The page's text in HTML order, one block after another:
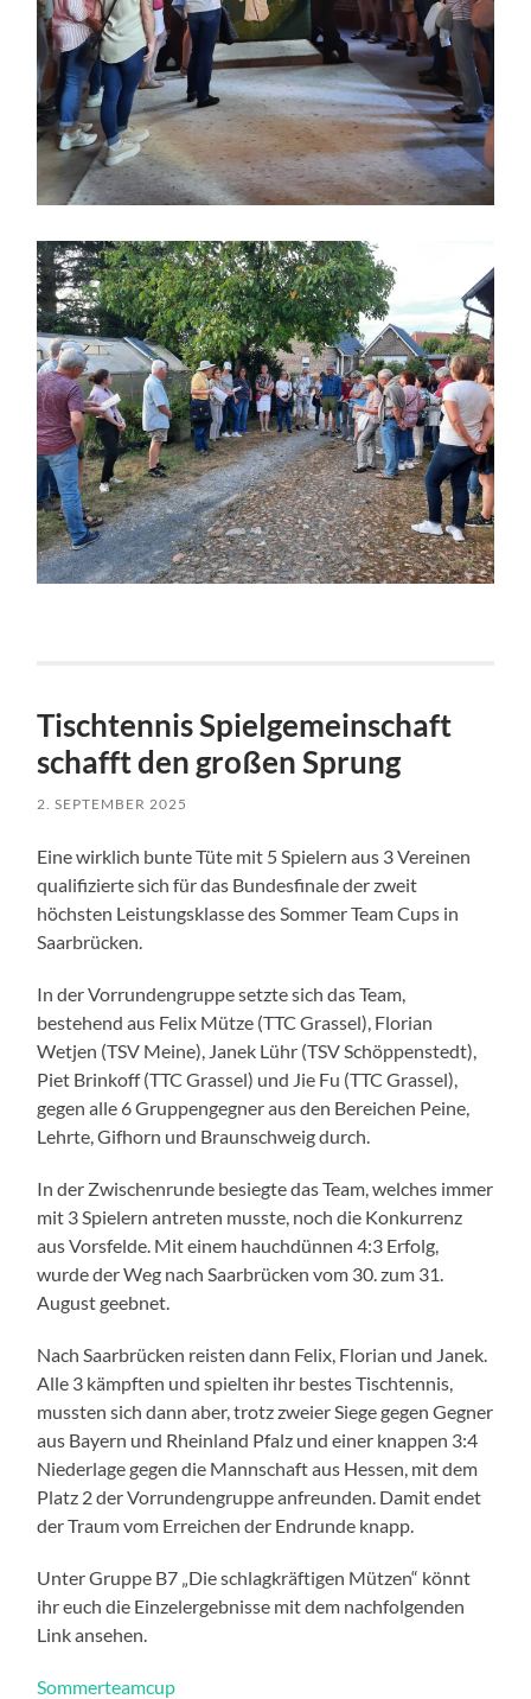
Tischtennis Spielgemeinschaft
schafft den großen Sprung
2. SEPTEMBER 2025
Eine wirklich bunte Tüte mit 5 Spielern aus 3 Vereinen
qualifizierte sich für das Bundesfinale der zweit
höchsten Leistungsklasse des Sommer Team Cups in
Saarbrücken.
In der Vorrundengruppe setzte sich das Team,
bestehend aus Felix Mütze (TTC Grassel), Florian
Wetjen (TSV Meine), Janek Lühr (TSV Schöppenstedt),
Piet Brinkoff (TTC Grassel) und Jie Fu (TTC Grassel),
gegen alle 6 Gruppengegner aus den Bereichen Peine,
Lehrte, Gifhorn und Braunschweig durch.
In der Zwischenrunde besiegte das Team, welches immer
mit 3 Spielern antreten musste, noch die Konkurrenz
aus Vorsfelde. Mit einem hauchdünnen 4:3 Erfolg,
wurde der Weg nach Saarbrücken vom 30. zum 31.
August geebnet.
Nach Saarbrücken reisten dann Felix, Florian und Janek.
Alle 3 kämpften und spielten ihr bestes Tischtennis,
mussten sich dann aber, trotz zweier Siege gegen Gegner
aus Bayern und Rheinland Pfalz und einer knappen 3:4
Niederlage gegen die Mannschaft aus Hessen, mit dem
Platz 2 der Vorrundengruppe anfreunden. Damit endet
der Traum vom Erreichen der Endrunde knapp.
Unter Gruppe B7 „Die schlagkräftigen Mützen“ könnt
ihr euch die Einzelergebnisse mit dem nachfolgenden
Link ansehen.
Sommerteamcup